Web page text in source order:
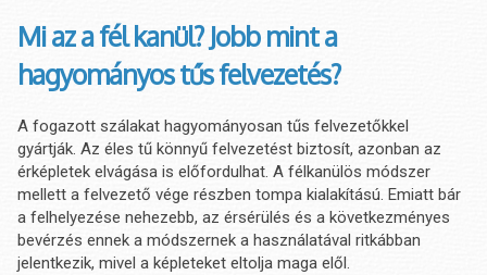
Mi az a fél kanül? Jobb mint a
hagyományos tűs felvezetés?
A fogazott szálakat hagyományosan tűs felvezetőkkel
gyártják. Az éles tű könnyű felvezetést biztosít, azonban az
érképletek elvágása is előfordulhat. A félkanülös módszer
mellett a felvezető vége részben tompa kialakítású. Emiatt bár
a felhelyezése nehezebb, az érsérülés és a következményes
bevérzés ennek a módszernek a használatával ritkábban
jelentkezik, mivel a képleteket eltolja maga elől.